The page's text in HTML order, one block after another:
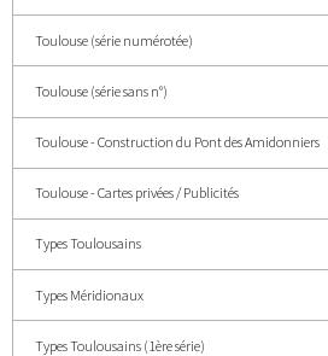
Toulouse (série numérotée)
Toulouse (série sans n°)
Toulouse - Construction du Pont des Amidonniers
Toulouse - Cartes privées / Publicités
Types Toulousains
Types Méridionaux
Types Toulousains (1ère série)